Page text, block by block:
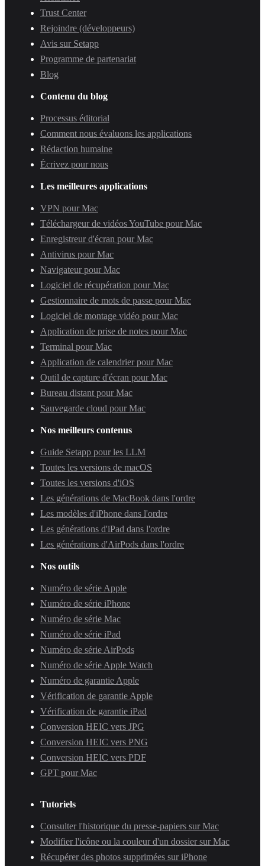
Trust Center
Rejoindre (développeurs)
Avis sur Setapp
Programme de partenariat
Blog
Contenu du blog
Processus éditorial
Comment nous évaluons les applications
Rédaction humaine
Écrivez pour nous
Les meilleures applications
VPN pour Mac
Téléchargeur de vidéos YouTube pour Mac
Enregistreur d'écran pour Mac
Antivirus pour Mac
Navigateur pour Mac
Logiciel de récupération pour Mac
Gestionnaire de mots de passe pour Mac
Logiciel de montage vidéo pour Mac
Application de prise de notes pour Mac
Terminal pour Mac
Application de calendrier pour Mac
Outil de capture d'écran pour Mac
Bureau distant pour Mac
Sauvegarde cloud pour Mac
Nos meilleurs contenus
Guide Setapp pour les LLM
Toutes les versions de macOS
Toutes les versions d'iOS
Les générations de MacBook dans l'ordre
Les modèles d'iPhone dans l'ordre
Les générations d'iPad dans l'ordre
Les générations d'AirPods dans l'ordre
Nos outils
Numéro de série Apple
Numéro de série iPhone
Numéro de série Mac
Numéro de série iPad
Numéro de série AirPods
Numéro de série Apple Watch
Numéro de garantie Apple
Vérification de garantie Apple
Vérification de garantie iPad
Conversion HEIC vers JPG
Conversion HEIC vers PNG
Conversion HEIC vers PDF
GPT pour Mac
Tutoriels
Consulter l'historique du presse-papiers sur Mac
Modifier l'icône ou la couleur d'un dossier sur Mac
Récupérer des photos supprimées sur iPhone